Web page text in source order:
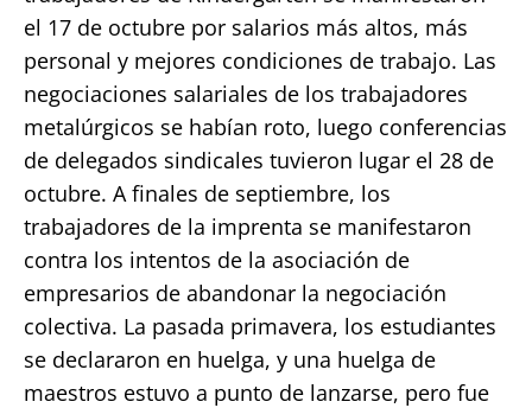
el 17 de octubre por salarios más altos, más
personal y mejores condiciones de trabajo. Las
negociaciones salariales de los trabajadores
metalúrgicos se habían roto, luego conferencias
de delegados sindicales tuvieron lugar el 28 de
octubre. A finales de septiembre, los
trabajadores de la imprenta se manifestaron
contra los intentos de la asociación de
empresarios de abandonar la negociación
colectiva. La pasada primavera, los estudiantes
se declararon en huelga, y una huelga de
maestros estuvo a punto de lanzarse, pero fue